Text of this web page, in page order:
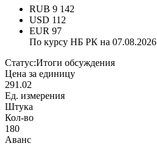
RUB 9 142
USD 112
EUR 97
По курсу НБ РК на 07.08.2026
Статус:Итоги обсуждения
Цена за единицу
291.02
Ед. измерения
Штука
Кол-во
180
Аванс